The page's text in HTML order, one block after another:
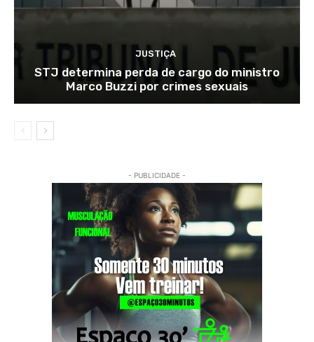
JUSTIÇA
STJ determina perda de cargo do ministro
Marco Buzzi por crimes sexuais
- PUBLICIDADE -